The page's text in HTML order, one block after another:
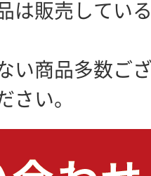
は販売してい
い商品多数ご
さい。